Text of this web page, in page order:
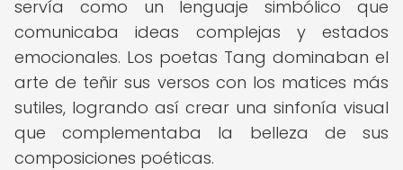
servía como un lenguaje simbólico que
comunicaba ideas complejas y estados
emocionales. Los poetas Tang dominaban el
arte de teñir sus versos con los matices más
sutiles, logrando así crear una sinfonía visual
que complementaba la belleza de sus
composiciones poéticas.